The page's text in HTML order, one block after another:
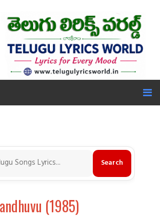
(1985)